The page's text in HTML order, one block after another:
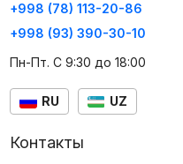
+998 (78) 113-20-86
+998 (93) 390-30-10
Пн-Пт. С 9:30 до 18:00
RU UZ
Контакты